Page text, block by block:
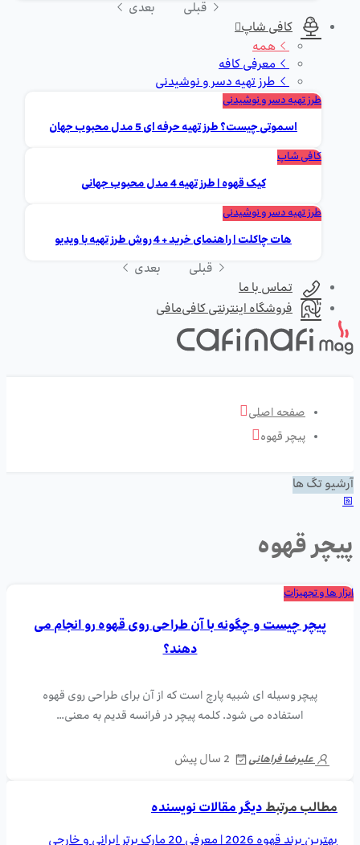
قبلی
بعدی
کافی شاپ
همه
معرفی کافه
طرز تهیه دسر و نوشیدنی
طرز تهیه دسر و نوشیدنی
اسموتی چیست؟ طرز تهیه حرفه ای 5 مدل محبوب جهان
کافی شاپ
کیک قهوه | طرز تهیه 4 مدل محبوب جهانی
طرز تهیه دسر و نوشیدنی
هات چاکلت | راهنمای خرید + 4 روش طرز تهیه با ویدیو
قبلی
بعدی
تماس با ما
فروشگاه اینترنتی کافی‌مافی
صفحه اصلی
پیچر قهوه
آرشیو تگ ها
پیچر قهوه
ابزار ها و تجهیزات
پیچر چیست و چگونه با آن طراحی روی قهوه رو انجام می
دهند؟
پیچر وسیله ای شبیه پارچ است که از آن برای طراحی روی قهوه
استفاده می شود. کلمه پیچر در فرانسه قدیم به معنی…
علیرضا فراهانی 2 سال پیش
مطالب مرتبطدیگر مقالات نویسنده
بهترین برند قهوه 2026 | معرفی 20 مارک برتر ایرانی و خارجی